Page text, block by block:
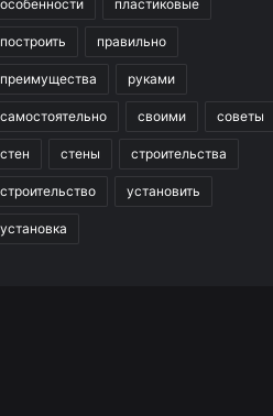
особенности пластиковые
построить правильно
преимущества руками
самостоятельно своими советы
стен стены строительства
строительство установить
установка